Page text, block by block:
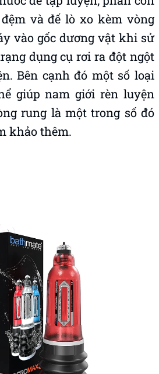
và đế lò xo kèm vòng
vào gốc dương vật khi sử
dụng cụ rơi ra đột ngột
Bên cạnh đó một số loại
giúp nam giới rèn luyện
rung là một trong số đó
khảo thêm.